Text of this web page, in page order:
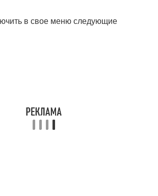
в свое меню следующие